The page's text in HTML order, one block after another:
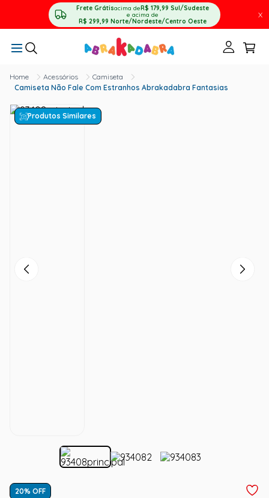
Frete Grátisacima deR$ 179,99 Sul/Sudeste
e acima de
R$ 299,99 Norte/Nordeste/Centro Oeste
X
Acessórios
Camiseta
Camiseta Não Fale Com Estranhos Abrakadabra Fantasias
Produtos Similares
20% OFF